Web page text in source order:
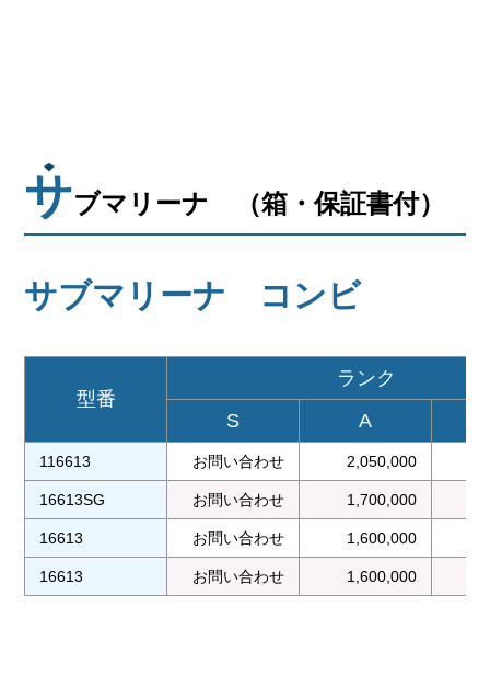
サブマリーナ （箱・保証書付）
サブマリーナ コンビ
型番
ランク
S
A
116613 お問い合わせ 2,050,000
16613SG お問い合わせ 1,700,000
16613 お問い合わせ 1,600,000
16613 お問い合わせ 1,600,000